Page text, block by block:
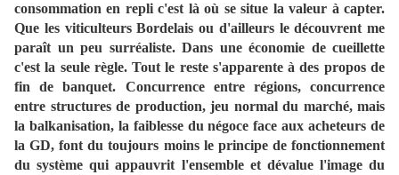
consommation en repli c'est là où se situe la valeur à capter.
Que les viticulteurs Bordelais ou d'ailleurs le découvrent me
paraît un peu surréaliste. Dans une économie de cueillette
c'est la seule règle. Tout le reste s'apparente à des propos de
fin de banquet. Concurrence entre régions, concurrence
entre structures de production, jeu normal du marché, mais
la balkanisation, la faiblesse du négoce face aux acheteurs de
la GD, font du toujours moins le principe de fonctionnement
du système qui appauvrit l'ensemble et dévalue l'image du